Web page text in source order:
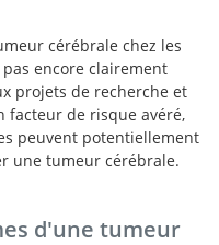
cérébrale chez les
encore clairement
projets de recherche et
facteur de risque avéré,
peuvent potentiellement
une tumeur cérébrale.
d'une tumeur